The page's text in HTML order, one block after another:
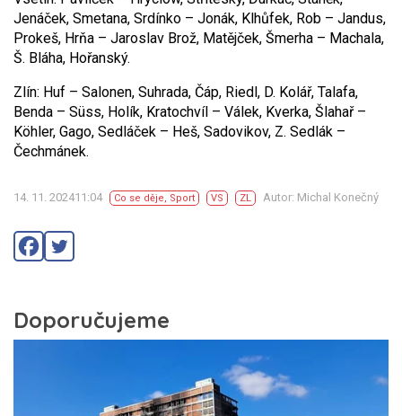
Jenáček, Smetana, Srdínko – Jonák, Klhůfek, Rob – Jandus,
Prokeš, Hrňa – Jaroslav Brož, Matějček, Šmerha – Machala,
Š. Bláha, Hořanský.
Zlín: Huf – Salonen, Suhrada, Čáp, Riedl, D. Kolář, Talafa,
Benda – Süss, Holík, Kratochvíl – Válek, Kverka, Šlahař –
Köhler, Gago, Sedláček – Heš, Sadovikov, Z. Sedlák –
Čechmánek.
14. 11. 202411:04 Co se děje, Sport VS ZL Autor: Michal Konečný